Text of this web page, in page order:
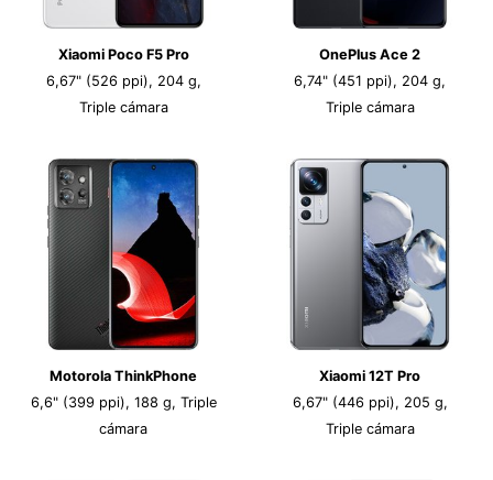
Xiaomi Poco F5 Pro
6,67" (526 ppi), 204 g,
Triple cámara
OnePlus Ace 2
6,74" (451 ppi), 204 g,
Triple cámara
Motorola ThinkPhone
6,6" (399 ppi), 188 g, Triple
cámara
Xiaomi 12T Pro
6,67" (446 ppi), 205 g,
Triple cámara